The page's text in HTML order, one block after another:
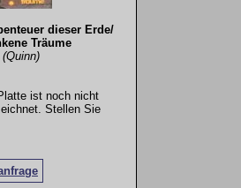
dieser Erde/
Träume
ist noch nicht
Stellen Sie